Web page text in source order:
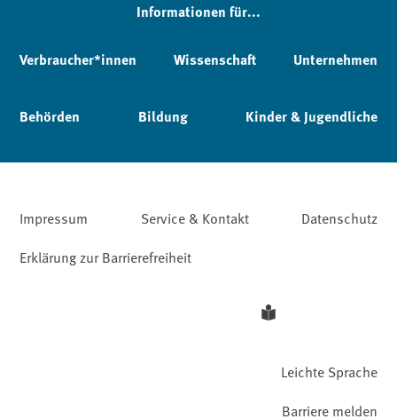
Informationen für...
Verbraucher*innen Wissenschaft Unternehmen
Behörden Bildung Kinder & Jugendliche
Impressum Service & Kontakt
Datenschutz
Erklärung zur Barrierefreiheit
Leichte Sprache
Barriere melden